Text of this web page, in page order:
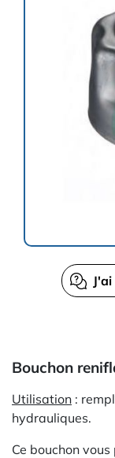
Bouchon
Utilisation :
hydrauliques.
Ce bouchon